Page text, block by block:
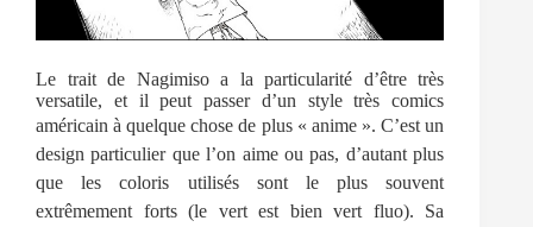
Le trait de Nagimiso a la particularité d’être très
versatile, et il peut passer d’un style très comics
américain à quelque chose de plus « anime ».C’est un
design particulier que l’on aime ou pas, d’autant plus
que les coloris utilisés sont le plus souvent
extrêmement forts (le vert est bien vert fluo). Sa